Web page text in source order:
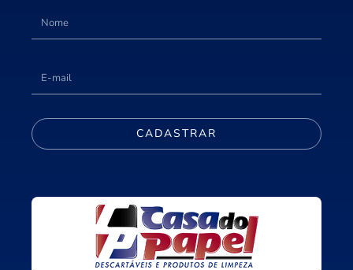
CADASTRAR